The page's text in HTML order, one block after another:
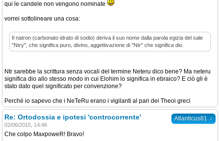
qui le candele non vengono nominate
vorrei sottolineare una cosa:
Il natron (carbonato idrato di sodio) deriva il suo nome dalla parola egizia del sale
"Ntry", che significa puro, divino, aggettivazione di "Ntr" che significa dio.
Ntr sarebbe la scrittura senza vocali del termine Neteru dico bene? Ma neteru
significa dio allo stesso modo in cui Elohim lo significa in ebraico? E ciò gli è
stato dato quel significato per convenzione?
Perché io sapevo che i NeTeRu erano i vigilanti al pari dei Theoi greci
Atlanticus81 ↓
Re: Ortodossia e ipotesi 'controcorrente'
02/06/2015, 14:46
Che colpo MaxpoweR! Bravo!